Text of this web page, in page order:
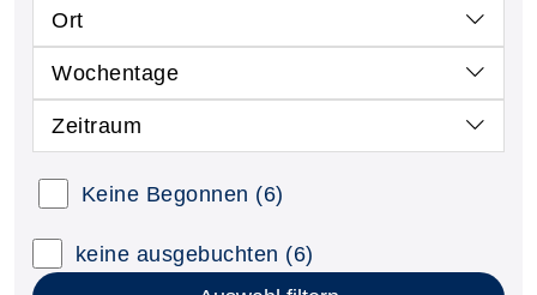
Ort
Wochentage
Zeitraum
Keine Begonnen (6)
keine ausgebuchten (6)